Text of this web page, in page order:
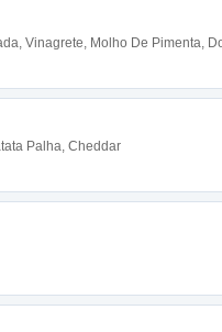
Vinagrete, Molho De Pimenta,
Palha, Cheddar